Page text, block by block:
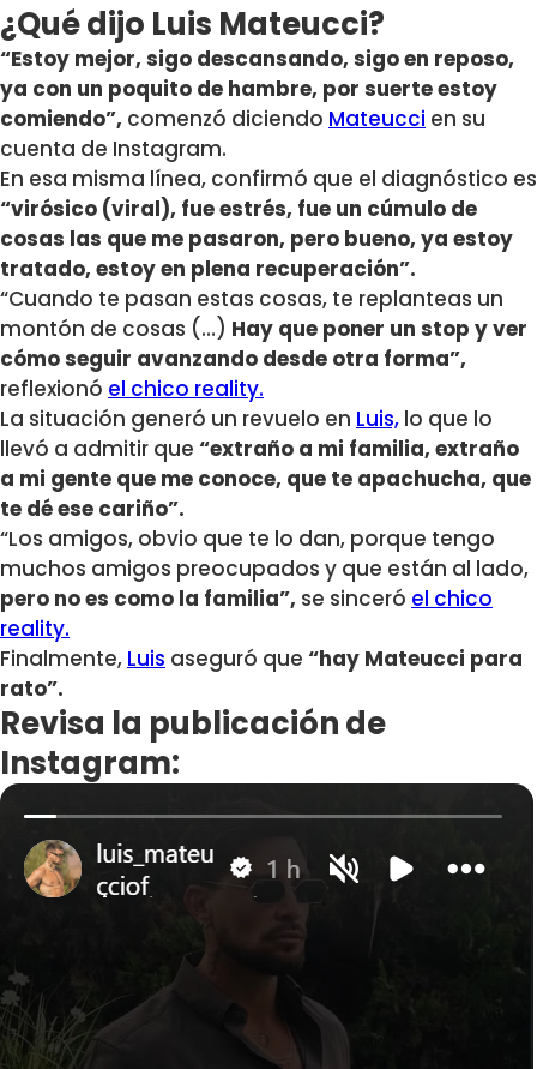
¿Qué dijo Luis Mateucci?
“Estoy mejor, sigo descansando, sigo en reposo,
ya con un poquito de hambre, por suerte estoy
comiendo”, comenzó diciendo Mateucci en su
cuenta de Instagram.
En esa misma línea, confirmó que el diagnóstico es
“virósico (viral), fue estrés, fue un cúmulo de
cosas las que me pasaron, pero bueno, ya estoy
tratado, estoy en plena recuperación”.
“Cuando te pasan estas cosas, te replanteas un
montón de cosas (…) Hay que poner un stop y ver
cómo seguir avanzando desde otra forma”,
reflexionó el chico reality.
La situación generó un revuelo en Luis, lo que lo
llevó a admitir que “extraño a mi familia, extraño
a mi gente que me conoce, que te apachucha, que
te dé ese cariño”.
“Los amigos, obvio que te lo dan, porque tengo
muchos amigos preocupados y que están al lado,
pero no es como la familia”, se sinceró el chico
reality.
Finalmente, Luis aseguró que “hay Mateucci para
rato”.
Revisa la publicación de
Instagram: